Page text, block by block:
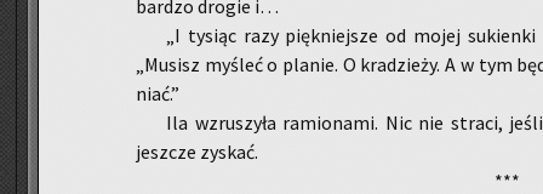
bar­dzo dro­gie i…
„I ty­siąc razy pięk­niej­sze od mojej
„Mu­sisz my­śleć o pla­nie. O kra­dzie­ży. A w tym
niać.”
Ila wzru­szy­ła ra­mio­na­mi. Nic nie stra­ci,
jesz­cze zy­skać.
***